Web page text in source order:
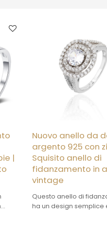
|
Nuovo anello da
argento 925 con
Squisito anello di
fidanzamento in
vintage
Questo anello di
ha un design semplice